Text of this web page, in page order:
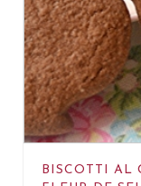
BISCOTTI AL